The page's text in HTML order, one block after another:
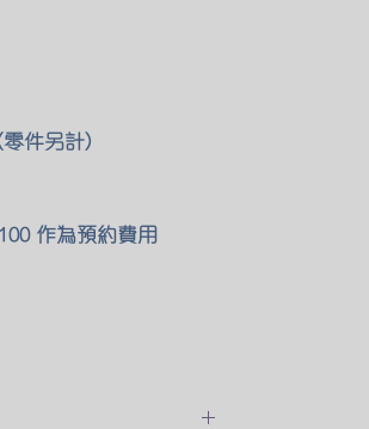
件另計)
作為預約費用